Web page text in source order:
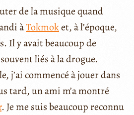
de la musique quand
àTokmoket, à l’époque,
Il y avait beaucoup de
liés à la drogue.
j’ai commencé à jouer dans
tard, un ami m’a montré
. Je me suis beaucoup reconnu